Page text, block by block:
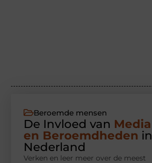
Beroemde mensen
De Invloed van Media
en Beroemdheden in
Nederland
Verken en leer meer over de meest